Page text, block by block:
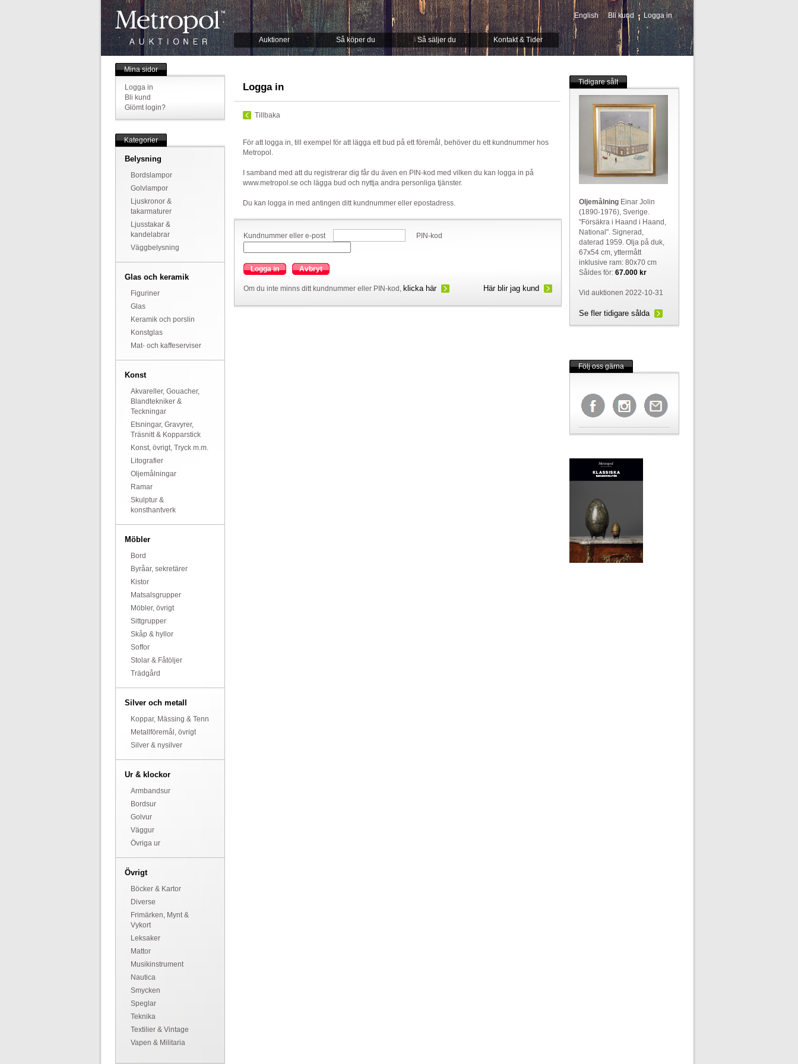
Auktioner Så köper du Så säljer du Kontakt & Tider
English Bli kund Logga in
-->
Mina sidor
Logga in
Bli kund
Glömt login?
Kategorier
Belysning
Bordslampor
Golvlampor
Ljuskronor &
takarmaturer
Ljusstakar &
kandelabrar
Väggbelysning
Glas och keramik
Figuriner
Glas
Keramik och porslin
Konstglas
Mat- och kaffeserviser
Konst
Akvareller, Gouacher,
Blandtekniker &
Teckningar
Etsningar, Gravyrer,
Träsnitt & Kopparstick
Konst, övrigt, Tryck m.m.
Litografier
Oljemålningar
Ramar
Skulptur &
konsthantverk
Möbler
Bord
Byråar, sekretärer
Kistor
Matsalsgrupper
Möbler, övrigt
Sittgrupper
Skåp & hyllor
Soffor
Stolar & Fåtöljer
Trädgård
Silver och metall
Koppar, Mässing & Tenn
Metallföremål, övrigt
Silver & nysilver
Ur & klockor
Armbandsur
Bordsur
Golvur
Väggur
Övriga ur
Övrigt
Böcker & Kartor
Diverse
Frimärken, Mynt &
Vykort
Leksaker
Mattor
Musikinstrument
Nautica
Smycken
Speglar
Teknika
Textilier & Vintage
Vapen & Militaria
Logga in
Tillbaka
För att logga in, till exempel för att lägga ett bud på ett föremål, behöver du ett kundnummer hos
Metropol.
I samband med att du registrerar dig får du även en PIN-kod med vilken du kan logga in på
www.metropol.se och lägga bud och nyttja andra personliga tjänster.
Du kan logga in med antingen ditt kundnummer eller epostadress.
Kundnummer eller e-post PIN-kod
Logga in Avbryt
Om du inte minns ditt kundnummer eller PIN-kod, klicka här Här blir jag kund
Tidigare sålt
OljemålningEinar Jolin
(1890-1976), Sverige.
"Försäkra i Haand i Haand,
National". Signerad,
daterad 1959. Olja på duk,
67x54 cm, yttermått
inklusive ram: 80x70 cm
Såldes för: 67.000 kr
Vid auktionen 2022-10-31
Se fler tidigare sålda
Följ oss gärna